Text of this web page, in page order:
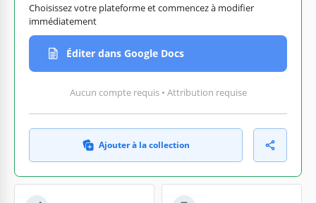
Choisissez votre plateforme et commencez à modifier
immédiatement
Éditer dans Google Docs
Aucun compte requis • Attribution requise
Ajouter à la collection